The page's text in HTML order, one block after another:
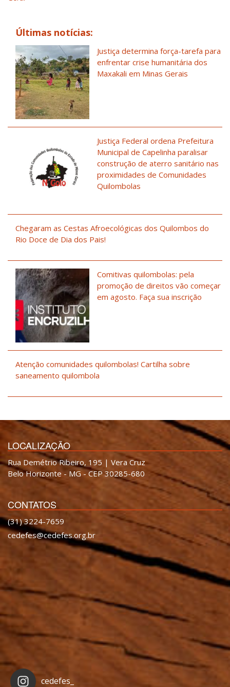
Últimas notícias:
Justiça determina força-tarefa para
enfrentar crise humanitária dos
Maxakali em Minas Gerais
Justiça Federal ordena Prefeitura
Municipal de Capelinha paralisar
construção de aterro sanitário nas
proximidades de Comunidades
Quilombolas
Chegaram as Cestas Afroecológicas dos Quilombos do
Rio Doce de Dia dos Pais!
Comitivas quilombolas: pela
promoção de direitos vão começar
em agosto. Faça sua inscrição
Atenção comunidades quilombolas! Cartilha sobre
saneamento quilombola
LOCALIZAÇÃO
Rua Demétrio Ribeiro, 195 | Vera Cruz
Belo Horizonte - MG - CEP 30285-680
CONTATOS
(31) 3224-7659
cedefes@cedefes.org.br
cedefes_